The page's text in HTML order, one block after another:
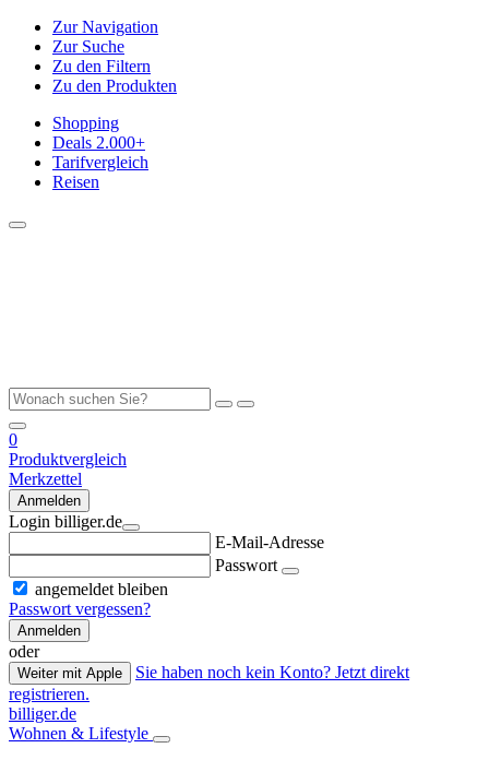
Zur Navigation
Zur Suche
Zu den Filtern
Zu den Produkten
Shopping
Deals 2.000+
Tarifvergleich
Reisen
0
Produktvergleich
Merkzettel
Anmelden
Login billiger.de
E-Mail-Adresse
Passwort
angemeldet bleiben
Passwort vergessen?
Anmelden
oder
Weiter mit Apple
Sie haben noch kein Konto? Jetzt direkt
registrieren.
billiger.de
Wohnen & Lifestyle